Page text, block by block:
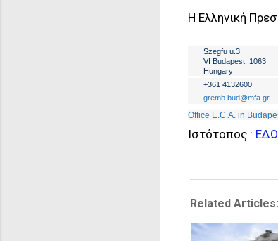
Η Ελληνική
Szegfu u.3
VI Budapest, 1063
Hungary
+361 4132600
gremb.bud@mfa.gr
Office E.C.A. in
Ιστότοπος : ΕΔΩ
Related Articles: